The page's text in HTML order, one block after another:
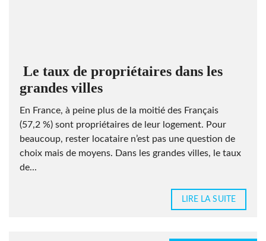
Le taux de propriétaires dans les
grandes villes
En France, à peine plus de la moitié des Français
(57,2 %) sont propriétaires de leur logement. Pour
beaucoup, rester locataire n’est pas une question de
choix mais de moyens. Dans les grandes villes, le taux
de...
LIRE LA SUITE